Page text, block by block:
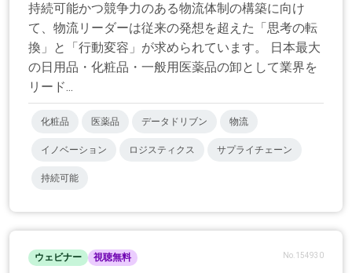
持続可能かつ競争力のある物流体制の構築に向け
て、物流リーダーは従来の発想を超えた「思考の転
換」と「行動変容」が求められています。 日本最大
の日用品・化粧品・一般用医薬品の卸として業界を
リード...
化粧品 医薬品 データドリブン 物流
イノベーション ロジスティクス サプライチェーン
持続可能
ウェビナー 視聴無料 No.154930